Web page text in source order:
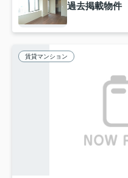
過去掲載物件
賃貸マンション